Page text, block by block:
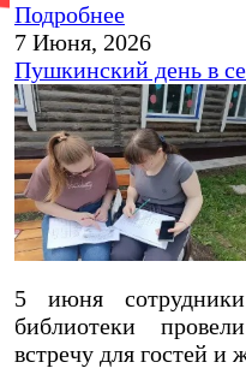
Подробнее
7 Июня, 2026
Пушкинский день в
5 июня
библиотеки
встречу для гостей и